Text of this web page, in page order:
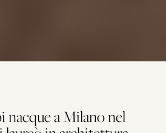
nacque a Milano nel